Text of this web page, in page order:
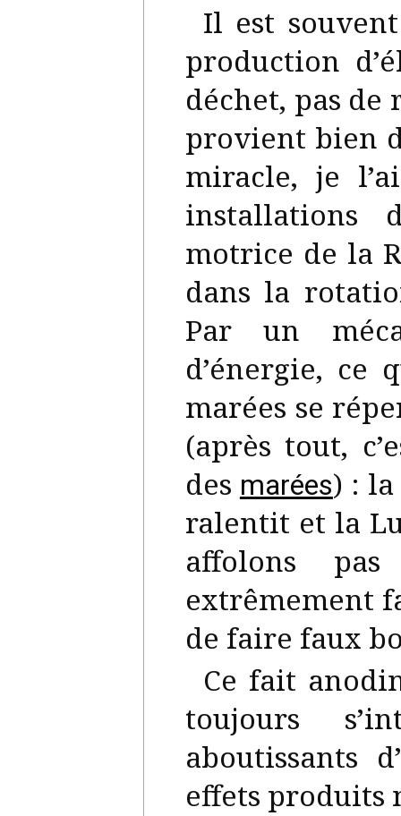
Il est
production
déchet, pas
provient bien
miracle, je
installations
motrice de la
dans la
Par un
d’énergie, ce
marées se
(après tout,
des marées) :
ralentit et la
affolons
extrêmement
de faire faux
Ce fait
toujours
aboutissants
effets produits